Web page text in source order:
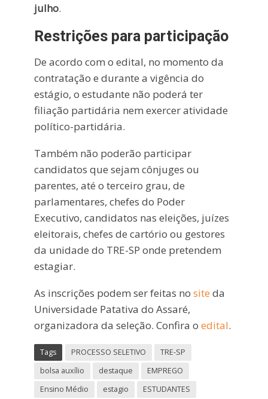
julho.
Restrições para participação
De acordo com o edital, no momento da
contratação e durante a vigência do
estágio, o estudante não poderá ter
filiação partidária nem exercer atividade
político-partidária.
Também não poderão participar
candidatos que sejam cônjuges ou
parentes, até o terceiro grau, de
parlamentares, chefes do Poder
Executivo, candidatos nas eleições, juízes
eleitorais, chefes de cartório ou gestores
da unidade do TRE-SP onde pretendem
estagiar.
As inscrições podem ser feitas no site da
Universidade Patativa do Assaré,
organizadora da seleção. Confira o edital.
Tags PROCESSO SELETIVO
TRE-SP
bolsa auxílio
destaque
EMPREGO
Ensino Médio
estagio ESTUDANTES